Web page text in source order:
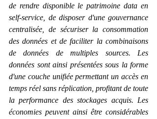
de rendre disponible le patrimoine data en
self-service, de disposer d'une gouvernance
centralisée, de sécuriser la consommation
des données et de faciliter la combinaisons
de données de multiples sources. Les
données sont ainsi présentées sous la forme
d'une couche unifiée permettant un accès en
temps réel sans réplication, profitant de toute
la performance des stockages acquis. Les
économies peuvent ainsi être considérables